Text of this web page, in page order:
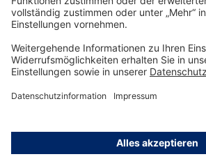
Service-Hotline
Shop Service
Informationen
© Dräger Safety AG & Co. KGaA, 2025